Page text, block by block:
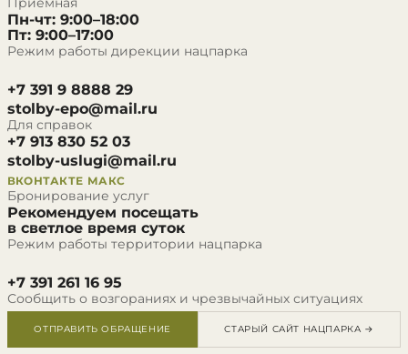
Пн-чт: 9:00–18:00
Пт: 9:00–17:00
Режим работы дирекции нацпарка
+7 391 9 8888 29
stolby-epo@mail.ru
Для справок
+7 913 830 52 03
stolby-uslugi@mail.ru
ВКОНТАКТЕ МАКС
Бронирование услуг
Рекомендуем посещать
в светлое время суток
Режим работы территории нацпарка
+7 391 261 16 95
Сообщить о возгораниях и чрезвычайных ситуациях
ОТПРАВИТЬ ОБРАЩЕНИЕ СТАРЫЙ САЙТ НАЦПАРКА →